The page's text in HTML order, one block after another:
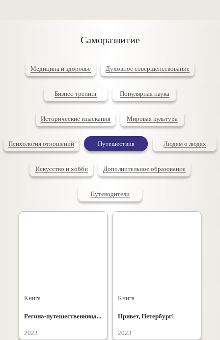
Саморазвитие
Медицина и здоровье Духовное совершенствование
Бизнес-тренинг Популярная наука
Исторические изыскания Мировая культура
Психология отношений Путешествия Людям о людях
Искусство и хобби Дополнительное образование
Путеводители
Книга
Регина-путешественница...
2022
Книга
Привет, Петербург!
2023